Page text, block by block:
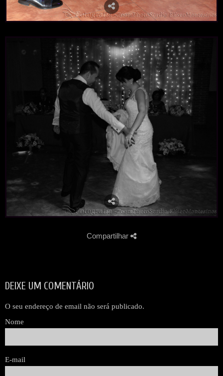
Compartilhar
DEIXE UM COMENTÁRIO
O seu endereço de email não será publicado.
Nome
E-mail